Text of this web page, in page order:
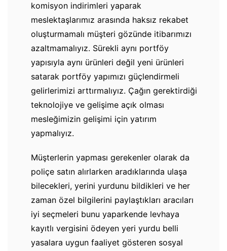
komisyon indirimleri yaparak
meslektaşlarımız arasında haksız rekabet
oluşturmamalı müşteri gözünde itibarımızı
azaltmamalıyız. Sürekli aynı portföy
yapısıyla aynı ürünleri değil yeni ürünleri
satarak portföy yapımızı güçlendirmeli
gelirlerimizi arttırmalıyız. Çağın gerektirdiği
teknolojiye ve gelişime açık olması
mesleğimizin gelişimi için yatırım
yapmalıyız.
Müşterlerin yapması gerekenler olarak da
poliçe satın alırlarken aradıklarında ulaşa
bilecekleri, yerini yurdunu bildikleri ve her
zaman özel bilgilerini paylaştıkları aracıları
iyi seçmeleri bunu yaparkende levhaya
kayıtlı vergisini ödeyen yeri yurdu belli
yasalara uygun faaliyet gösteren sosyal